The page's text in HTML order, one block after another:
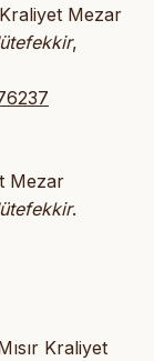
Mezar
,
Mezar
.
Kraliyet